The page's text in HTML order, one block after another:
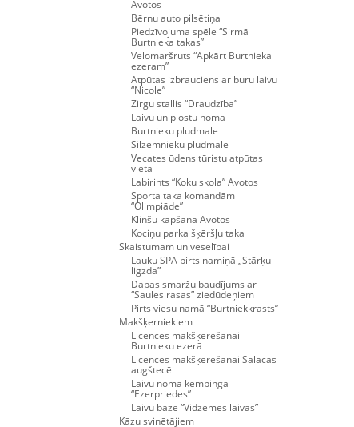
Avotos
Bērnu auto pilsētiņa
Piedzīvojuma spēle “Sirmā
Burtnieka takas”
Velomaršruts “Apkārt Burtnieka
ezeram”
Atpūtas izbrauciens ar buru laivu
“Nicole”
Zirgu stallis “Draudzība”
Laivu un plostu noma
Burtnieku pludmale
Silzemnieku pludmale
Vecates ūdens tūristu atpūtas
vieta
Labirints “Koku skola” Avotos
Sporta taka komandām
“Olimpiāde”
Klinšu kāpšana Avotos
Kociņu parka šķēršļu taka
Skaistumam un veselībai
Lauku SPA pirts namiņā „Stārķu
ligzda”
Dabas smaržu baudījums ar
“Saules rasas” ziedūdeņiem
Pirts viesu namā “Burtniekkrasts”
Makšķerniekiem
Licences makšķerēšanai
Burtnieku ezerā
Licences makšķerēšanai Salacas
augštecē
Laivu noma kempingā
“Ezerpriedes”
Laivu bāze “Vidzemes laivas”
Kāzu svinētājiem